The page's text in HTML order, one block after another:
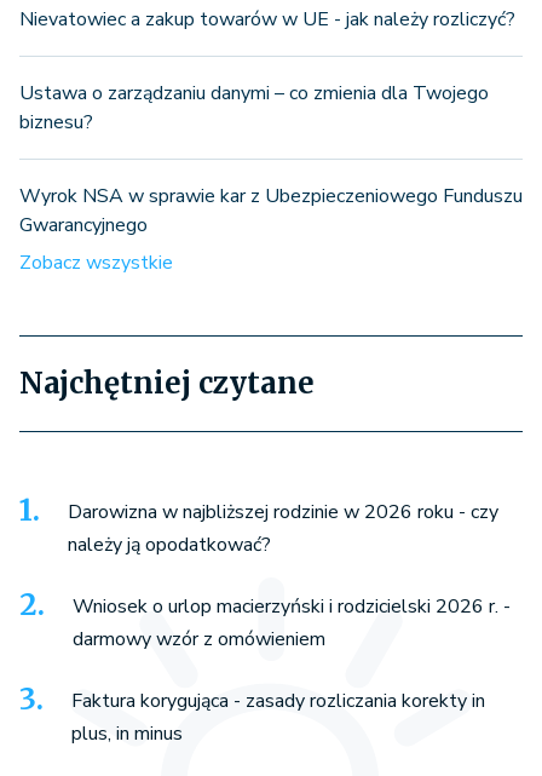
Nievatowiec a zakup towarów w UE - jak należy rozliczyć?
Ustawa o zarządzaniu danymi – co zmienia dla Twojego
biznesu?
Wyrok NSA w sprawie kar z Ubezpieczeniowego Funduszu
Gwarancyjnego
Zobacz wszystkie
Najchętniej czytane
Darowizna w najbliższej rodzinie w 2026 roku - czy
należy ją opodatkować?
Wniosek o urlop macierzyński i rodzicielski 2026 r. -
darmowy wzór z omówieniem
Faktura korygująca - zasady rozliczania korekty in
plus, in minus